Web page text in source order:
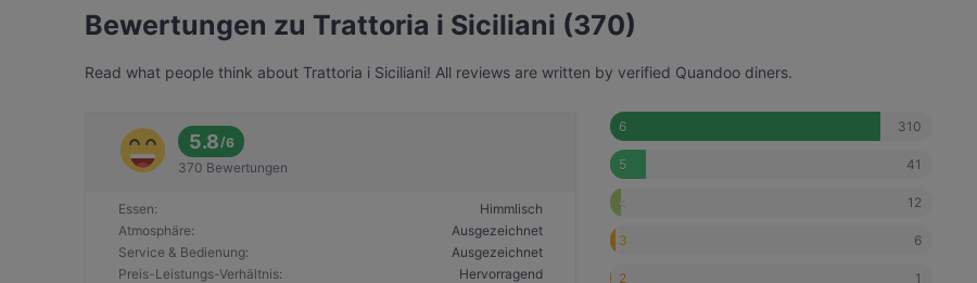
Bewertungen zu Trattoria i Siciliani (370)
Read what people think about Trattoria i Siciliani! All reviews are written by verified Quandoo diners.
5.8/6
370 Bewertungen
Essen:
Himmlisch
Atmosphäre:
Ausgezeichnet
Service & Bedienung:
Ausgezeichnet
Preis-Leistungs-Verhältnis:
Hervorragend
6 310
5 41
4 12
3 6
2 1